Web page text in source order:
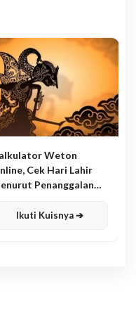
Weton
Cek Hari Lahir
Penanggalan
Ikuti Kuisnya ➔